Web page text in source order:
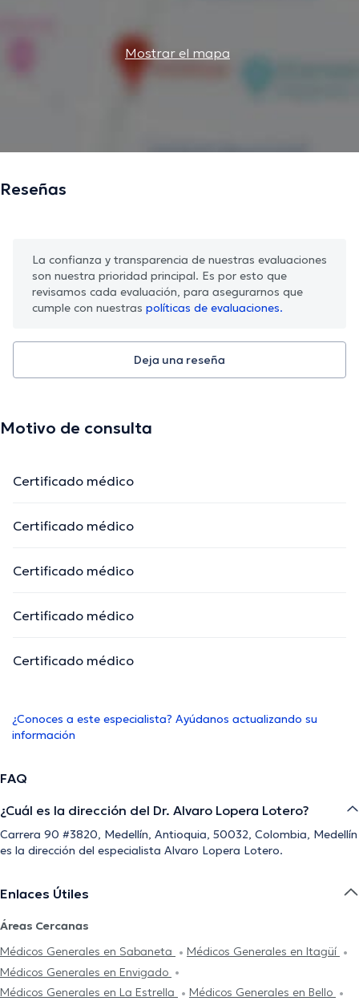
Mostrar el mapa
Reseñas
La confianza y transparencia de nuestras evaluaciones
son nuestra prioridad principal. Es por esto que
revisamos cada evaluación, para asegurarnos que
cumple con nuestras políticas de evaluaciones.
Deja una reseña
Motivo de consulta
Certificado médico
Certificado médico
Certificado médico
Certificado médico
Certificado médico
¿Conoces a este especialista? Ayúdanos actualizando su
información
FAQ
¿Cuál es la dirección del Dr. Alvaro Lopera Lotero?
Carrera 90 #3820, Medellín, Antioquia, 50032, Colombia, Medellín
es la dirección del especialista Alvaro Lopera Lotero.
Enlaces Útiles
Áreas Cercanas
Médicos Generales en Sabaneta
Médicos Generales en Itagüí
Médicos Generales en Envigado
Médicos Generales en La Estrella
Médicos Generales en Bello